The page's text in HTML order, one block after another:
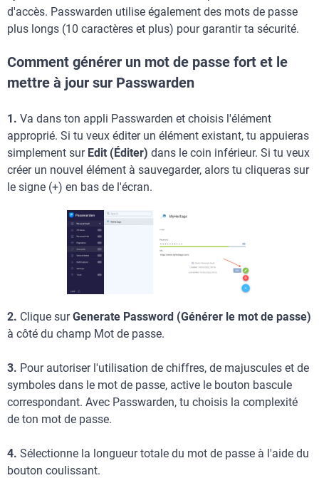
d'accès. Passwarden utilise également des mots de passe
plus longs (10 caractères et plus) pour garantir ta sécurité.
Comment générer un mot de passe fort et le
mettre à jour sur Passwarden
1. Va dans ton appli Passwarden et choisis l'élément
approprié. Si tu veux éditer un élément existant, tu appuieras
simplement sur Edit (Éditer) dans le coin inférieur. Si tu veux
créer un nouvel élément à sauvegarder, alors tu cliqueras sur
le signe (+) en bas de l'écran.
2. Clique surGenerate Password (Générer le mot de passe)
à côté du champ Mot de passe.
3. Pour autoriser l'utilisation de chiffres, de majuscules et de
symboles dans le mot de passe, active le bouton bascule
correspondant. Avec Passwarden, tu choisis la complexité
de ton mot de passe.
4. Sélectionne la longueur totale du mot de passe à l'aide du
bouton coulissant.